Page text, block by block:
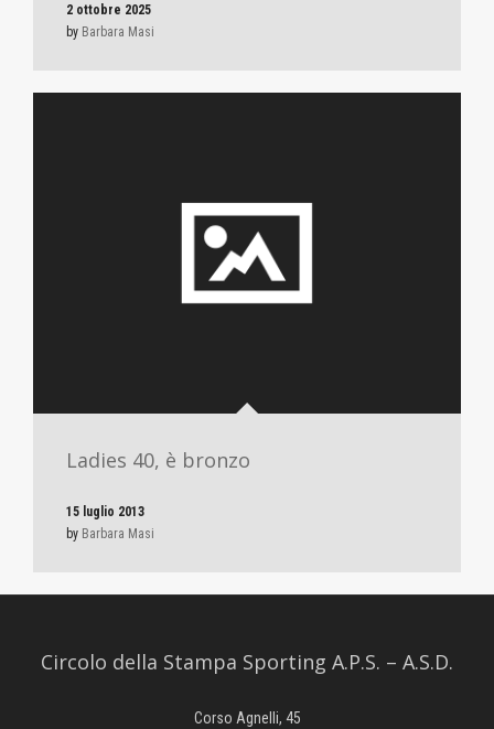
2 ottobre 2025
by Barbara Masi
Ladies 40, è bronzo
15 luglio 2013
by Barbara Masi
Circolo della Stampa Sporting A.P.S. – A.S.D.
Corso Agnelli, 45